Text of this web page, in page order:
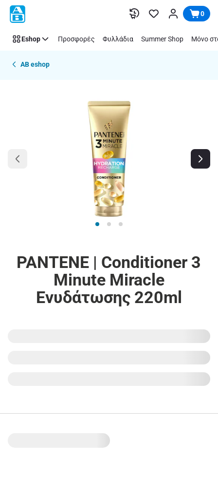
Παράλειψη 0
Eshop Προσφορές Φυλλάδια Summer Shop Μόνο
AB eshop
PANTENE | Conditioner 3
Minute Miracle
Ενυδάτωσης 220ml